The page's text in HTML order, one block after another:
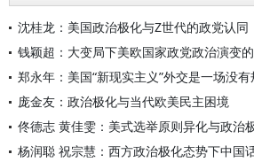
沈桂龙：美国政治极化与Z世代的政党认同
钱颖超：大变局下美欧国家政党政治演变
郑永年：美国“新现实主义”外交是一场没
庞金友：政治极化与当代欧美民主困境
佟德志 黄佳雯：美式选举原则异化与政治